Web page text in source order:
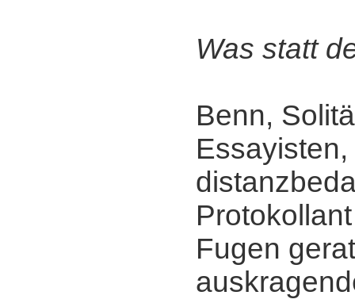
Was statt
Benn,
Essayisten,
Fugen